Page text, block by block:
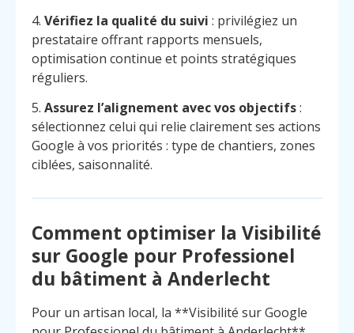
4. Vérifiez la qualité du suivi : privilégiez un
prestataire offrant rapports mensuels,
optimisation continue et points stratégiques
réguliers.
5. Assurez l’alignement avec vos objectifs:
sélectionnez celui qui relie clairement ses actions
Google à vos priorités : type de chantiers, zones
ciblées, saisonnalité.
Comment optimiser la Visibilité
sur Google pour Professionel
du bâtiment à Anderlecht
Pour un artisan local, la **Visibilité sur Google